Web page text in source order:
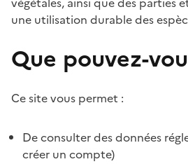
une utilisation durable des
Que pouvez-
Ce site vous permet :
De consulter des données
créer un compte)